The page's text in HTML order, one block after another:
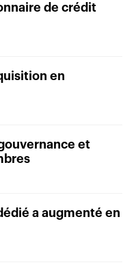
de crédit
en
et
a augmenté en